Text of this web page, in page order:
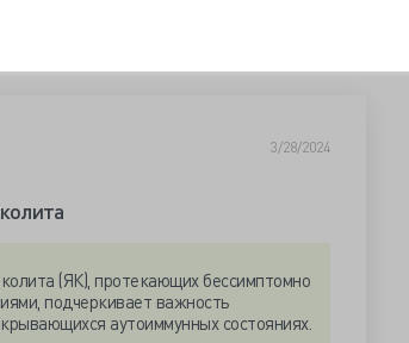
3/28/2024
(ЯК), протекающих бессимптомно
подчеркивает важность
аутоиммунных состояниях.